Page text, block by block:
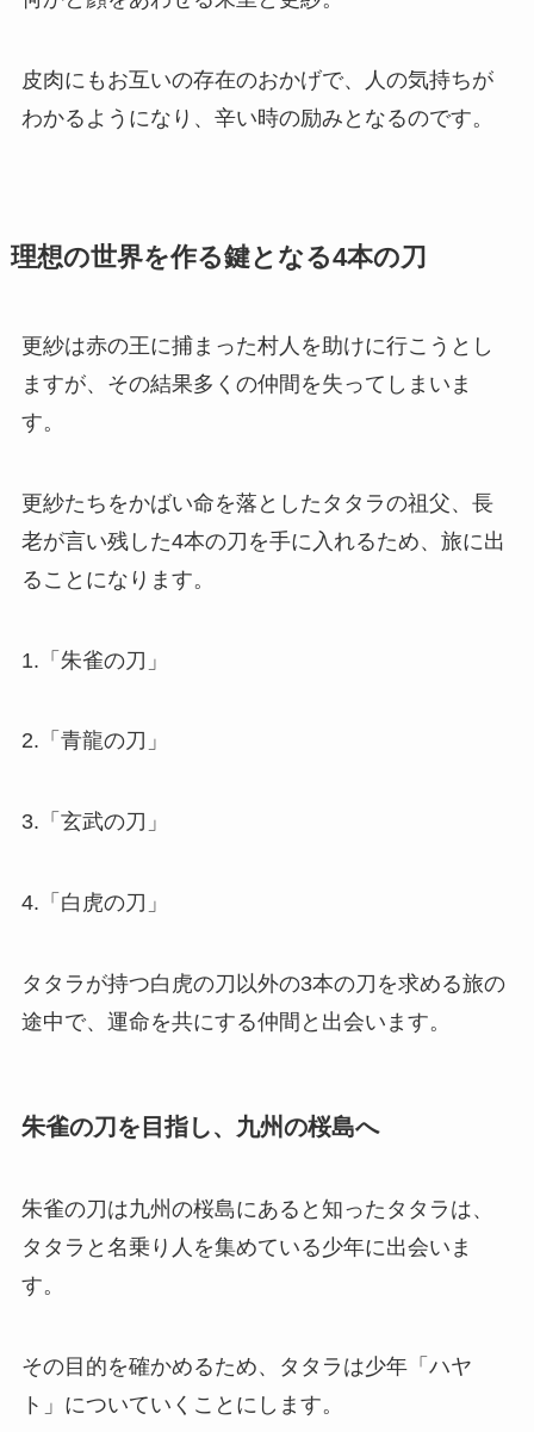
皮肉にもお互いの存在のおかげで、人の気持ちが
わかるようになり、辛い時の励みとなるのです。
理想の世界を作る鍵となる4本の刀
更紗は赤の王に捕まった村人を助けに行こうとし
ますが、その結果多くの仲間を失ってしまいま
す。
更紗たちをかばい命を落としたタタラの祖父、長
老が言い残した4本の刀を手に入れるため、旅に出
ることになります。
1.「朱雀の刀」
2.「青龍の刀」
3.「玄武の刀」
4.「白虎の刀」
タタラが持つ白虎の刀以外の3本の刀を求める旅の
途中で、運命を共にする仲間と出会います。
朱雀の刀を目指し、九州の桜島へ
朱雀の刀は九州の桜島にあると知ったタタラは、
タタラと名乗り人を集めている少年に出会いま
す。
その目的を確かめるため、タタラは少年「ハヤ
ト」についていくことにします。